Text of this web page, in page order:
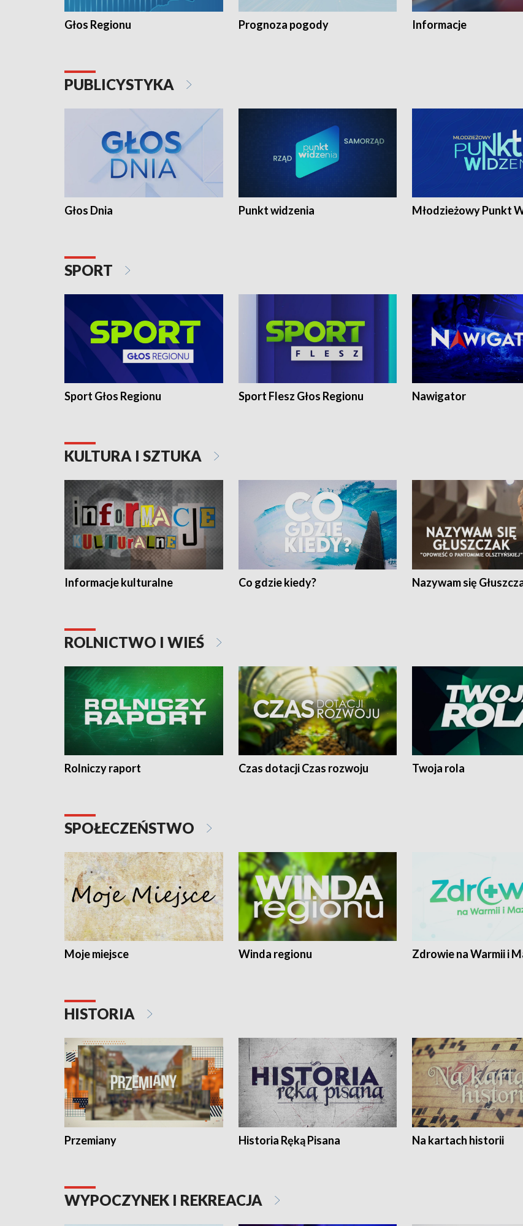
Głos Regionu Prognoza pogody Informacje
PUBLICYSTYKA
Głos Dnia Punkt widzenia Młodzieżowy Punkt
SPORT
Sport Głos Regionu Sport Flesz Głos Regionu Nawigator
KULTURA I SZTUKA
Informacje kulturalne Co gdzie kiedy? Nazywam się
ROLNICTWO I WIEŚ
Rolniczy raport Czas dotacji Czas rozwoju Twoja rola
SPOŁECZEŃSTWO
Moje miejsce Winda regionu Zdrowie na Warmii i
HISTORIA
Przemiany Historia Ręką Pisana Na kartach historii
WYPOCZYNEK I REKREACJA